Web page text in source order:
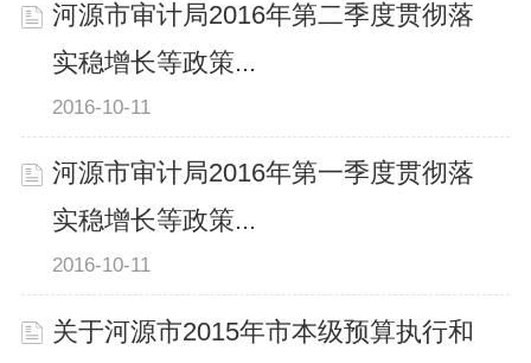
河源市审计局2016年第二季度贯彻落
实稳增长等政策...
2016-10-11
河源市审计局2016年第一季度贯彻落
实稳增长等政策...
2016-10-11
关于河源市2015年市本级预算执行和